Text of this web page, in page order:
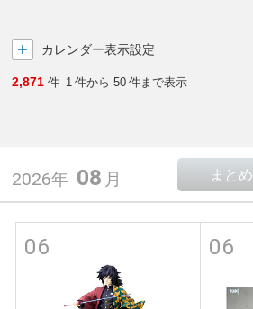
カレンダー表示設定
2,871 件 1 件から 50 件まで表示
2026年 08 月
06 06